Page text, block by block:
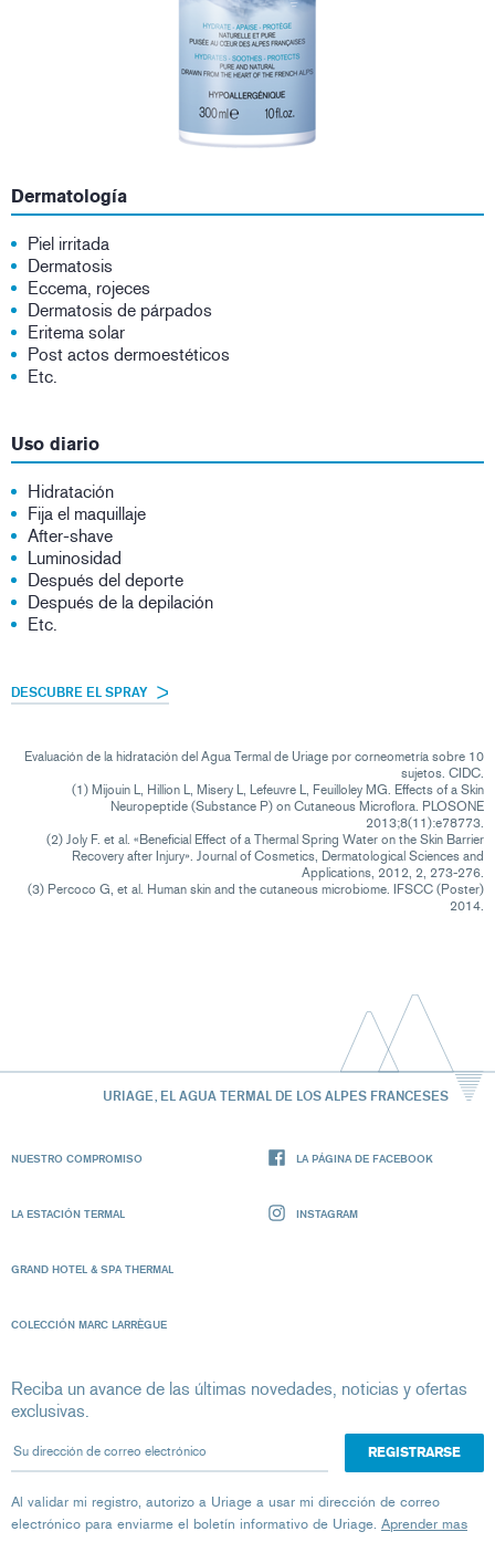
Dermatología
Piel irritada
Dermatosis
Eccema, rojeces
Dermatosis de párpados
Eritema solar
Post actos dermoestéticos
Etc.
Uso diario
Hidratación
Fija el maquillaje
After-shave
Luminosidad
Después del deporte
Después de la depilación
Etc.
DESCUBRE EL SPRAY
Evaluación de la hidratación del Agua Termal de Uriage por corneometría sobre 10
sujetos. CIDC.
(1) Mijouin L, Hillion L, Misery L, Lefeuvre L, Feuilloley MG. Effects of a Skin
Neuropeptide (Substance P) on Cutaneous Microflora. PLOSONE
2013;8(11):e78773.
(2) Joly F. et al. «Beneficial Effect of a Thermal Spring Water on the Skin Barrier
Recovery after Injury». Journal of Cosmetics, Dermatological Sciences and
Applications, 2012, 2, 273-276.
(3) Percoco G, et al. Human skin and the cutaneous microbiome. IFSCC (Poster)
2014.
URIAGE, EL AGUA TERMAL DE LOS ALPES FRANCESES
NUESTRO COMPROMISO
LA ESTACIÓN TERMAL
GRAND HOTEL & SPA THERMAL
COLECCIÓN MARC LARRÈGUE
LA PÁGINA DE FACEBOOK
INSTAGRAM
Reciba un avance de las últimas novedades, noticias y ofertas
exclusivas.
Su dirección de correo electrónico
Al validar mi registro, autorizo ​​a Uriage a usar mi dirección de correo
electrónico para enviarme el boletín informativo de Uriage. Aprender mas